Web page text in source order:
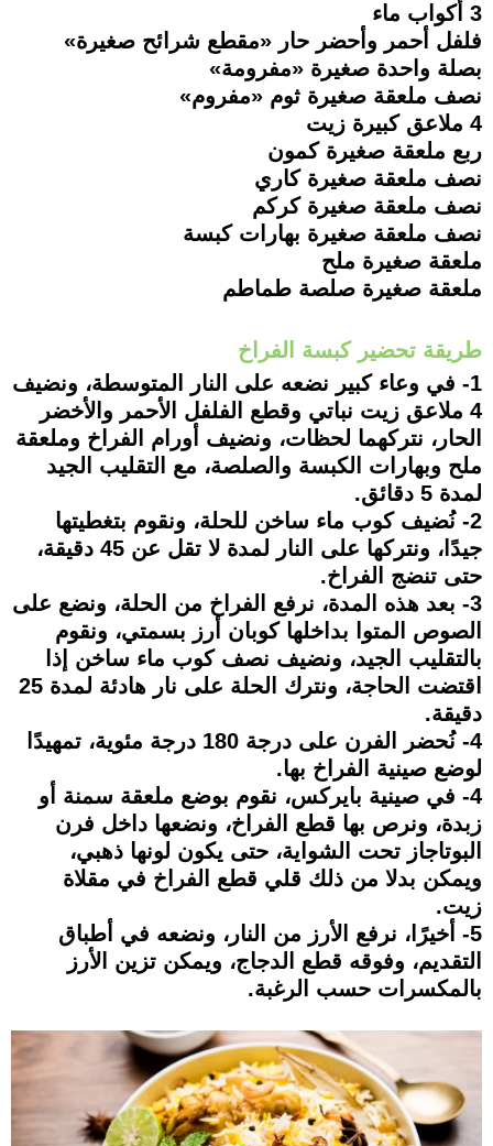
3 أكواب ماء
فلفل أحمر وأحضر حار «مقطع شرائح صغيرة»
بصلة واحدة صغيرة «مفرومة»
نصف ملعقة صغيرة ثوم «مفروم»
4 ملاعق كبيرة زيت
ربع ملعقة صغيرة كمون
نصف ملعقة صغيرة كاري
نصف ملعقة صغيرة كركم
نصف ملعقة صغيرة بهارات كبسة
ملعقة صغيرة ملح
ملعقة صغيرة صلصة طماطم
طريقة تحضير كبسة الفراخ
1- في وعاء كبير نضعه على النار المتوسطة، ونضيف
4 ملاعق زيت نباتي وقطع الفلفل الأحمر والأخضر
الحار، نتركهما لحظات، ونضيف أورام الفراخ وملعقة
ملح وبهارات الكبسة والصلصة، مع التقليب الجيد
لمدة 5 دقائق.
2- نُضيف كوب ماء ساخن للحلة، ونقوم بتغطيتها
جيدًا، ونتركها على النار لمدة لا تقل عن 45 دقيقة،
حتى تنضج الفراخ.
3- بعد هذه المدة، نرفع الفراخ من الحلة، ونضع على
الصوص المتوا بداخلها كوبان أرز بسمتي، ونقوم
بالتقليب الجيد، ونضيف نصف كوب ماء ساخن إذا
اقتضت الحاجة، ونترك الحلة على نار هادئة لمدة 25
دقيقة.
4- نُحضر الفرن على درجة 180 درجة مئوية، تمهيدًا
لوضع صينية الفراخ بها.
4- في صينية بايركس، نقوم بوضع ملعقة سمنة أو
زبدة، ونرص بها قطع الفراخ، ونضعها داخل فرن
البوتاجاز تحت الشواية، حتى يكون لونها ذهبي،
ويمكن بدلا من ذلك قلي قطع الفراخ في مقلاة
زيت.
5- أخيرًا، نرفع الأرز من النار، ونضعه في أطباق
التقديم، وفوقه قطع الدجاج، ويمكن تزين الأرز
بالمكسرات حسب الرغبة.